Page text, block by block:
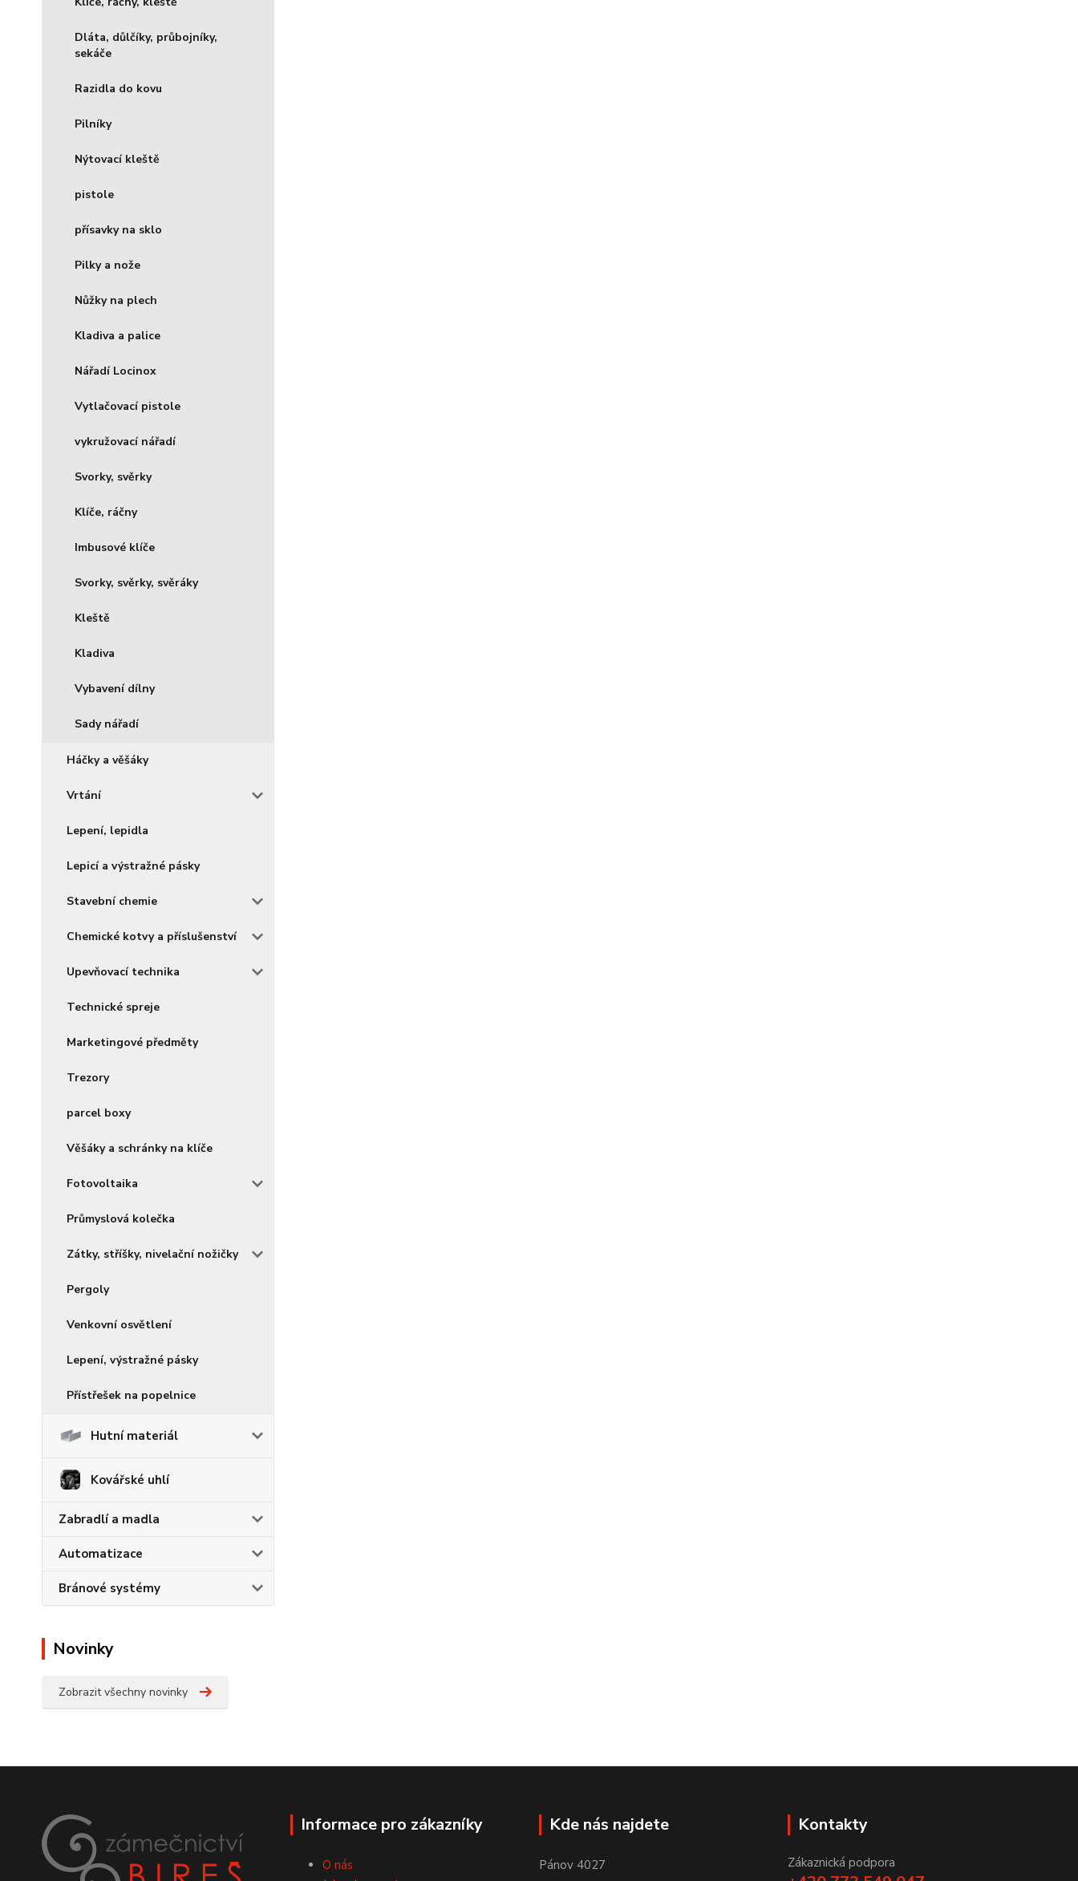
Dláta, důlčíky, průbojníky,
sekáče
Razidla do kovu
Pilníky
Nýtovací kleště
pistole
přísavky na sklo
Pilky a nože
Nůžky na plech
Kladiva a palice
Nářadí Locinox
Vytlačovací pistole
vykružovací nářadí
Svorky, svěrky
Klíče, ráčny
Imbusové klíče
Svorky, svěrky, svěráky
Kleště
Kladiva
Vybavení dílny
Sady nářadí
Háčky a věšáky
Vrtání
Lepení, lepidla
Lepicí a výstražné pásky
Stavební chemie
Chemické kotvy a příslušenství
Upevňovací technika
Technické spreje
Marketingové předměty
Trezory
parcel boxy
Věšáky a schránky na klíče
Fotovoltaika
Průmyslová kolečka
Zátky, stříšky, nivelační nožičky
Pergoly
Venkovní osvětlení
Lepení, výstražné pásky
Přístřešek na popelnice
Hutní materiál
Kovářské uhlí
Zabradlí a madla
Automatizace
Bránové systémy
Novinky
Zobrazit všechny novinky
Informace pro zákazníky
O nás
Kde nás najdete
Pánov 4027
Kontakty
Zákaznická podpora